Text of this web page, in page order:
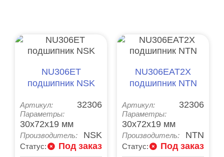
NU306ET
подшипник NSK
Артикул: 32306
Параметры:
30x72x19 мм
Производитель: NSK
Статус: Под заказ
NU306EAT2X
подшипник NTN
Артикул: 32306
Параметры:
30x72x19 мм
Производитель: NTN
Статус: Под заказ